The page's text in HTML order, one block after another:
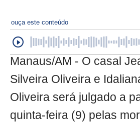
ouça este conteúdo
Manaus/AM - O casal
Silveira Oliveira e
Oliveira será julgado a
quinta-feira (9) pelas